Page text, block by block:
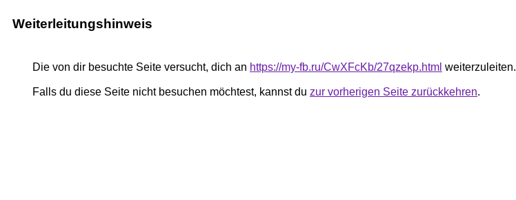
Weiterleitungshinweis
Die von dir besuchte Seite versucht, dich an https://my-fb.ru/CwXFcKb/27qzekp.html weiterzuleiten.
Falls du diese Seite nicht besuchen möchtest, kannst du zur vorherigen Seite zurückkehren.